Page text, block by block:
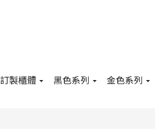
訂製櫃體 黑色系列 金色系列